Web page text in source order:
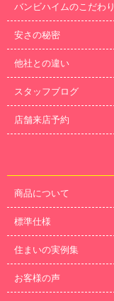
バンビハイムのこだわり
安さの秘密
他社との違い
スタッフブログ
店舗来店予約
商品について
標準仕様
住まいの実例集
お客様の声